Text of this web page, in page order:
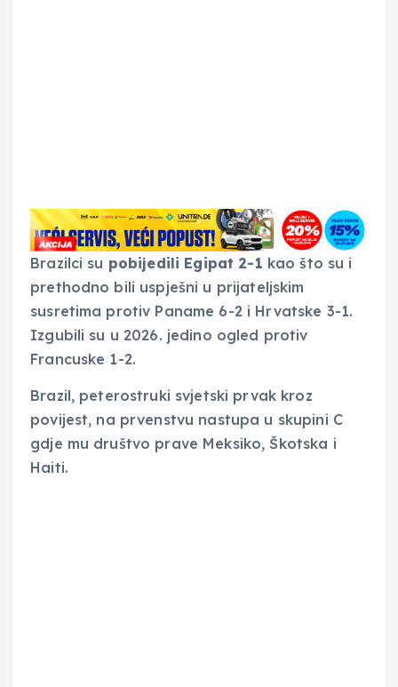
Brazilci su pobijedili Egipat 2-1 kao što su i
prethodno bili uspješni u prijateljskim
susretima protiv Paname 6-2 i Hrvatske 3-1.
Izgubili su u 2026. jedino ogled protiv
Francuske 1-2.
Brazil, peterostruki svjetski prvak kroz
povijest, na prvenstvu nastupa u skupini C
gdje mu društvo prave Meksiko, Škotska i
Haiti.